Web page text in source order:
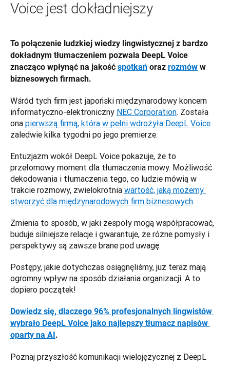
Voice jest dokładniejszy
To połączenie ludzkiej wiedzy lingwistycznej z bardzo
dokładnym tłumaczeniem pozwala DeepL Voice
znacząco wpłynąć na jakość spotkań oraz rozmów w
biznesowych firmach.
Wśród tych firm jest japoński międzynarodowy koncern
informatyczno-elektroniczny NEC Corporation. Została
ona pierwszą firmą, która w pełni wdrożyła DeepL Voice
zaledwie kilka tygodni po jego premierze.
Entuzjazm wokół DeepL Voice pokazuje, że to
przełomowy moment dla tłumaczenia mowy. Możliwość
dekodowania i tłumaczenia tego, co ludzie mówią w
trakcie rozmowy, zwielokrotnia wartość, jaką możemy
stworzyć dla międzynarodowych firm biznesowych.
Zmienia to sposób, w jaki zespoły mogą współpracować,
buduje silniejsze relacje i gwarantuje, że różne pomysły i
perspektywy są zawsze brane pod uwagę.
Postępy, jakie dotychczas osiągnęliśmy, już teraz mają
ogromny wpływ na sposób działania organizacji. A to
dopiero początek!
Dowiedz się, dlaczego 96% profesjonalnych lingwistów
wybrało DeepL Voice jako najlepszy tłumacz napisów
oparty na AI.
Poznaj przyszłość komunikacji wielojęzycznej z DeepL